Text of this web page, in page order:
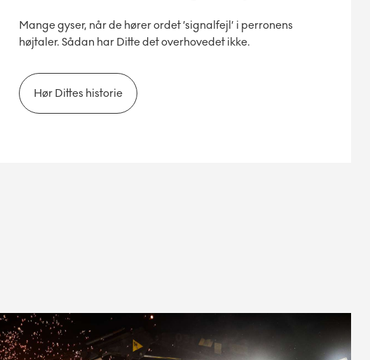
Mange gyser, når de hører ordet ’signalfejl’ i perronens
højtaler. Sådan har Ditte det overhovedet ikke.
Hør Dittes historie